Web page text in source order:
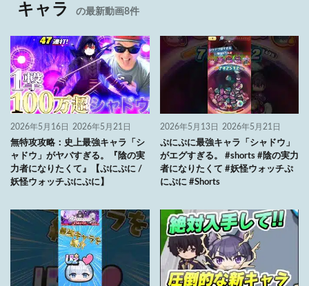
キャラ の最新動画8件
2026年5月16日 2026年5月21日
無特攻攻略：史上最強キャラ「シ
ャドウ」がヤバすぎる。『陰の実
力者になりたくて』【ぷにぷに /
妖怪ウォッチぷにぷに】
2026年5月13日 2026年5月21日
ぷにぷに最強キャラ「シャドウ」
がエグすぎる。 #shorts #陰の実力
者になりたくて #妖怪ウォッチぷ
にぷに #Shorts